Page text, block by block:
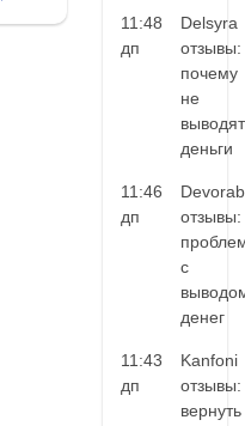
11:48
дп
Delsyra
отзывы:
почему
не
выводят
деньги
11:46
дп
отзывы:
с
денег
11:43
дп
Kanfoni
отзывы:
вернуть